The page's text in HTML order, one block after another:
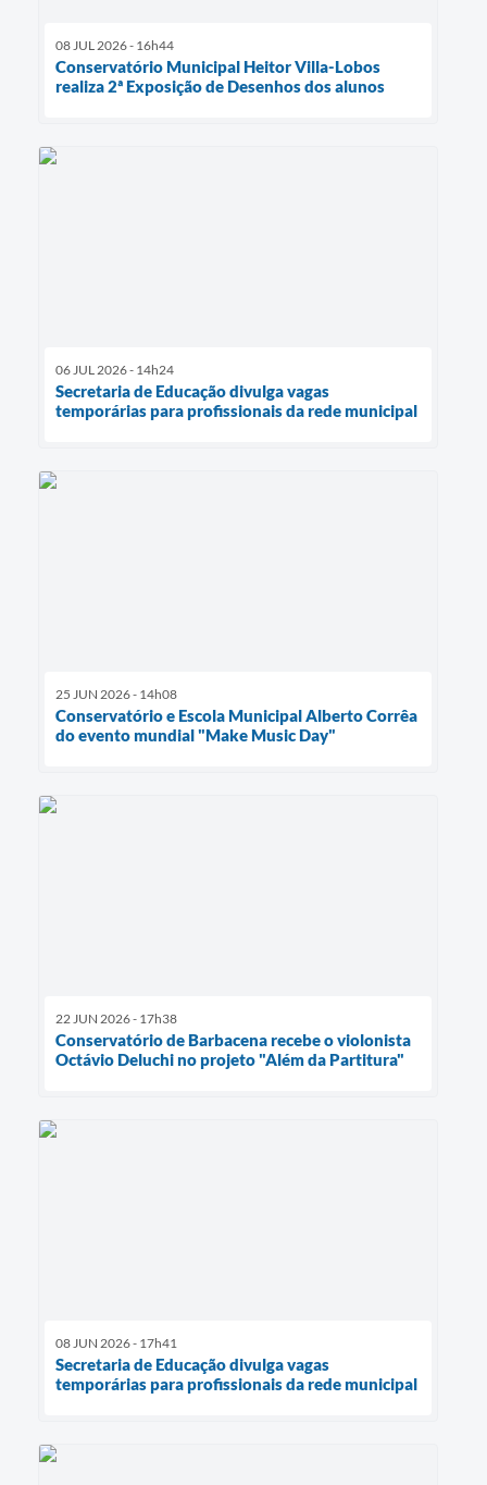
08 JUL 2026 - 16h44
Conservatório Municipal Heitor Villa-Lobos
realiza 2ª Exposição de Desenhos dos alunos
06 JUL 2026 - 14h24
Secretaria de Educação divulga vagas
temporárias para profissionais da rede municipal
25 JUN 2026 - 14h08
Conservatório e Escola Municipal Alberto Corrêa
do evento mundial "Make Music Day"
22 JUN 2026 - 17h38
Conservatório de Barbacena recebe o violonista
Octávio Deluchi no projeto "Além da Partitura"
08 JUN 2026 - 17h41
Secretaria de Educação divulga vagas
temporárias para profissionais da rede municipal